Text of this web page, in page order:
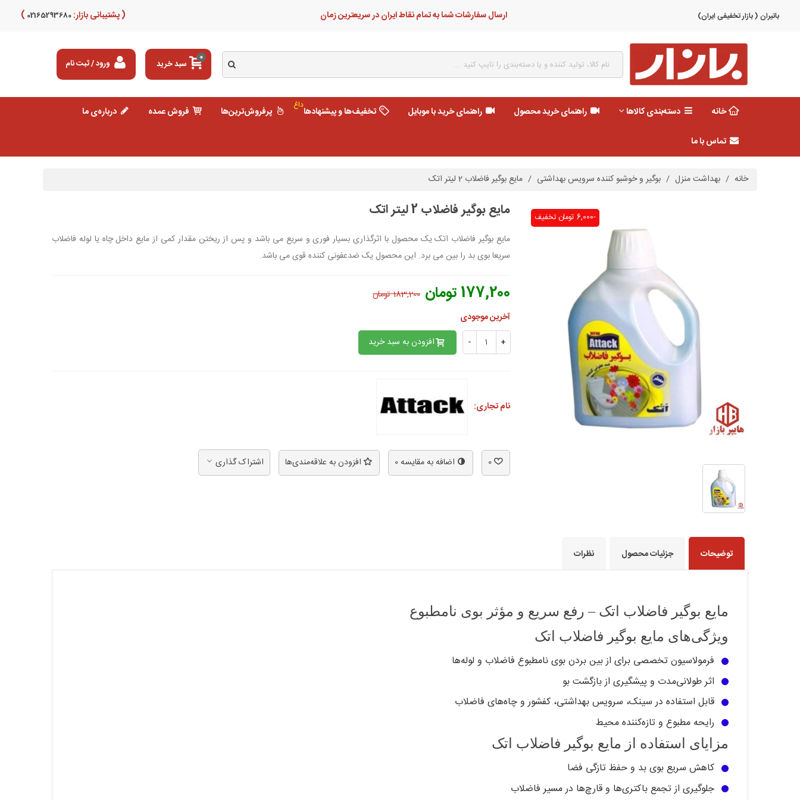
باتیران ( بازار تخفیفی ایران) ارسال سفارشات شما به تمام نقاط ایران در سریعترین زمان ( پشتیبانی بازار: 02165293680
)
0
سبد خرید ورود / ثبت نام
خانه دسته‌بندی کالاها راهنمای خرید محصول راهنمای خرید با موبایل تخفیف‌ها و پیشنهادهاداغ پرفروش‌ترین‌ها فروش عمده درباره‌ی ما
تماس با ما
خانه / بهداشت منزل / بوگیر و خوشبو کننده سرویس بهداشتی / مایع بوگیر فاضلاب 2 لیتر اتک
تخفیف -6,000 تومان مایع بوگیر فاضلاب 2 لیتر اتک
مایع بوگیر فاضلاب اتک یک محصول با اثرگذاری بسیار فوری و سریع می باشد و پس از ریختن مقدار کمی از مایع داخل چاه یا لوله فاضلاب
سریعا بوی بد را بین می برد. این محصول یک ضدعفونی کننده قوی می باشد.
177,200 تومان
183,200 تومان
آخرین موجودی
- + افزودن به سبد خرید
نام تجاری:
0 اضافه به مقایسه0 افزودن به علاقه‌مندی‌ها اشتراک گذاری
توضیحات جزئیات محصول نظرات
مایع بوگیر فاضلاب اتک – رفع سریع و مؤثر بوی نامطبوع
ویژگی‌های مایع بوگیر فاضلاب اتک
فرمولاسیون تخصصی برای از بین بردن بوی نامطبوع فاضلاب و لوله‌ها
اثر طولانی‌مدت و پیشگیری از بازگشت بو
قابل استفاده در سینک، سرویس بهداشتی، کفشور و چاه‌های فاضلاب
رایحه مطبوع و تازه‌کننده محیط
مزایای استفاده از مایع بوگیر فاضلاب اتک
کاهش سریع بوی بد و حفظ تازگی فضا
جلوگیری از تجمع باکتری‌ها و قارچ‌ها در مسیر فاضلاب